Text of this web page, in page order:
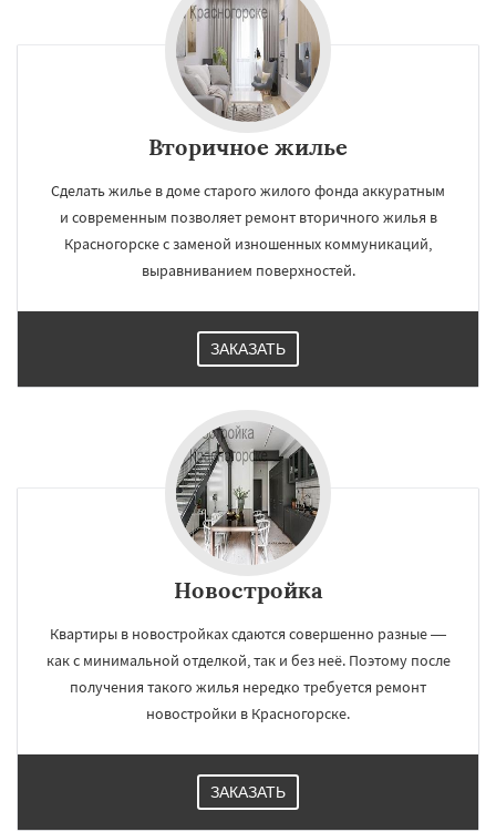
Работаем по
регионам
×
Краснозаводск Краснознаменск
Ликино-Дулево
Лосино-Петровский Луховицы
Вторичное жилье
Сделать жилье в доме старого жилого фонда аккуратным
и современным позволяет ремонт вторичного жилья в
Красногорске с заменой изношенных коммуникаций,
выравниванием поверхностей.
ЗАКАЗАТЬ
Новостройка
Квартиры в новостройках сдаются совершенно разные —
как с минимальной отделкой, так и без неё. Поэтому после
получения такого жилья нередко требуется ремонт
новостройки в Красногорске.
ЗАКАЗАТЬ
УЗНАТЬ ПОДРОБНЕЕ ×